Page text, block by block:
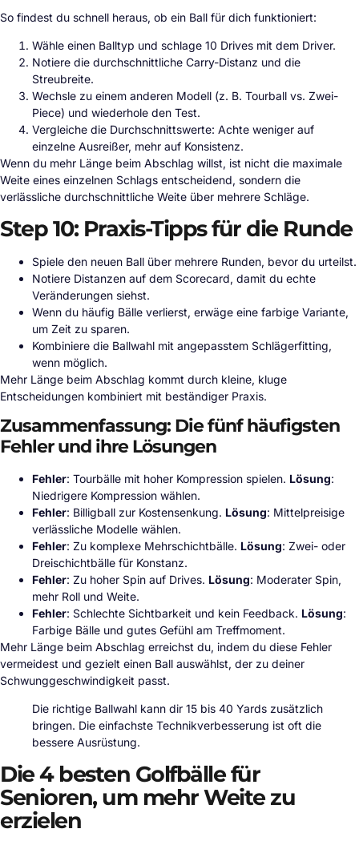
So findest du schnell heraus, ob ein Ball für dich funktioniert:
Wähle einen Balltyp und schlage 10 Drives mit dem Driver.
Notiere die durchschnittliche Carry-Distanz und die
Streubreite.
Wechsle zu einem anderen Modell (z. B. Tourball vs. Zwei-
Piece) und wiederhole den Test.
Vergleiche die Durchschnittswerte: Achte weniger auf
einzelne Ausreißer, mehr auf Konsistenz.
Wenn du mehr Länge beim Abschlag willst, ist nicht die maximale
Weite eines einzelnen Schlags entscheidend, sondern die
verlässliche durchschnittliche Weite über mehrere Schläge.
Step 10: Praxis-Tipps für die Runde
Spiele den neuen Ball über mehrere Runden, bevor du urteilst.
Notiere Distanzen auf dem Scorecard, damit du echte
Veränderungen siehst.
Wenn du häufig Bälle verlierst, erwäge eine farbige Variante,
um Zeit zu sparen.
Kombiniere die Ballwahl mit angepasstem Schlägerfitting,
wenn möglich.
Mehr Länge beim Abschlag kommt durch kleine, kluge
Entscheidungen kombiniert mit beständiger Praxis.
Zusammenfassung: Die fünf häufigsten
Fehler und ihre Lösungen
Fehler: Tourbälle mit hoher Kompression spielen. Lösung:
Niedrigere Kompression wählen.
Fehler: Billigball zur Kostensenkung. Lösung: Mittelpreisige
verlässliche Modelle wählen.
Fehler: Zu komplexe Mehrschichtbälle. Lösung: Zwei- oder
Dreischichtbälle für Konstanz.
Fehler: Zu hoher Spin auf Drives. Lösung: Moderater Spin,
mehr Roll und Weite.
Fehler: Schlechte Sichtbarkeit und kein Feedback. Lösung:
Farbige Bälle und gutes Gefühl am Treffmoment.
Mehr Länge beim Abschlag erreichst du, indem du diese Fehler
vermeidest und gezielt einen Ball auswählst, der zu deiner
Schwunggeschwindigkeit passt.
Die richtige Ballwahl kann dir 15 bis 40 Yards zusätzlich
bringen. Die einfachste Technikverbesserung ist oft die
bessere Ausrüstung.
Die 4 besten Golfbälle für
Senioren, um mehr Weite zu
erzielen